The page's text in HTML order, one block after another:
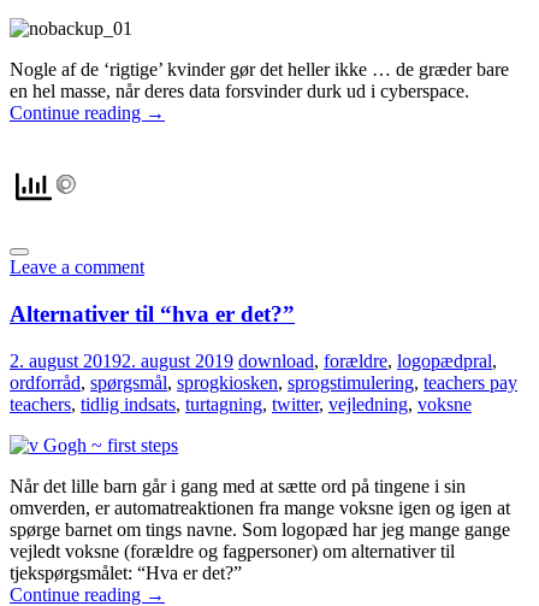
Nogle af de ‘rigtige’ kvinder gør det heller ikke … de græder bare
en hel masse, når deres data forsvinder durk ud i cyberspace.
Continue reading →
Leave a comment
Alternativer til “hva er det?”
2. august 20192. august 2019 download, forældre, logopædpral,
ordforråd, spørgsmål, sprogkiosken, sprogstimulering, teachers pay
teachers, tidlig indsats, turtagning, twitter, vejledning, voksne
Når det lille barn går i gang med at sætte ord på tingene i sin
omverden, er automatreaktionen fra mange voksne igen og igen at
spørge barnet om tings navne. Som logopæd har jeg mange gange
vejledt voksne (forældre og fagpersoner) om alternativer til
tjekspørgsmålet: “Hva er det?”
Continue reading →